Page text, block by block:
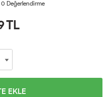
0 Değerlendirme
TL
EKLE